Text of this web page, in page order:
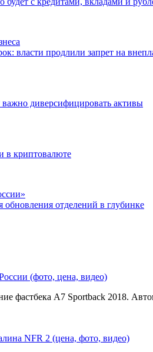
власти продлили запрет на
диверсифицировать активы
в криптовалюте
обновления отделений в глубинке
(фото, цена, видео)
фастбека A7 Sportback 2018.
NFR 2 (цена, фото, видео)